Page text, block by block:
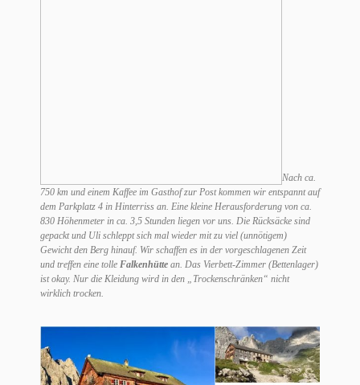
Nach ca.
750 km und einem Kaffee im Gasthof zur Post kommen wir entspannt auf
dem Parkplatz 4 in Hinterriss an. Eine kleine Herausforderung von ca.
830 Höhenmeter in ca. 3,5 Stunden liegen vor uns. Die Rücksäcke sind
gepackt und Uli schleppt sich mal wieder mit zu viel (unnötigem)
Gewicht den Berg hinauf. Wir schaffen es in der vorgeschlagenen Zeit
und treffen eine tolle Falkenhütte an. Das Vierbett-Zimmer (Bettenlager)
ist okay. Nur die Kleidung wird in den „Trockenschränken“ nicht
wirklich trocken.